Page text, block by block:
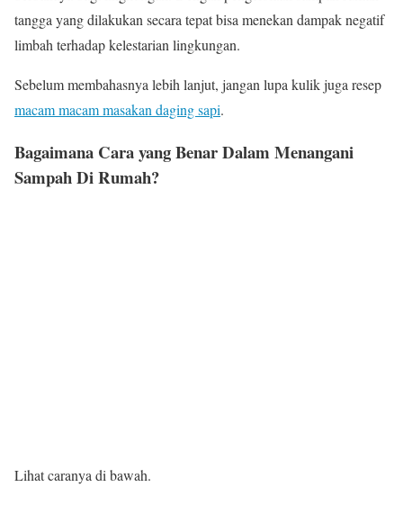
tangga yang dilakukan secara tepat bisa menekan dampak negatif
limbah terhadap kelestarian lingkungan.
Sebelum membahasnya lebih lanjut, jangan lupa kulik juga resep
macam macam masakan daging sapi.
Bagaimana Cara yang Benar Dalam Menangani
Sampah Di Rumah?
Lihat caranya di bawah.